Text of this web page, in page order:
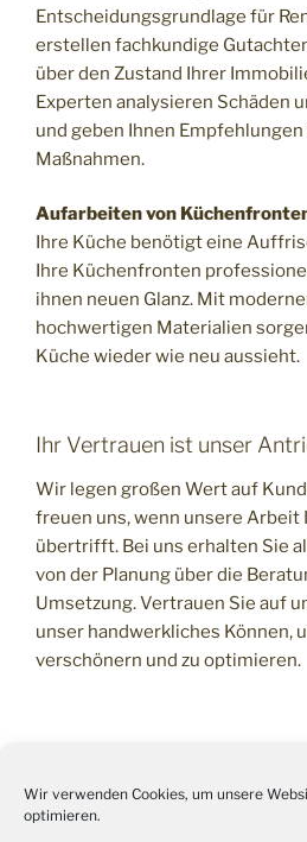
Wir verwenden Cookies, um unsere
optimieren.
Entscheidungsgrundlage für
erstellen fachkundige
über den Zustand Ihrer
Experten analysieren Schäden
und geben Ihnen
Maßnahmen.
Aufarbeiten von
Ihre Küche benötigt eine
Ihre Küchenfronten
ihnen neuen Glanz. Mit
hochwertigen Materialien
Küche wieder wie neu aussieht.
Ihr Vertrauen ist unser
Wir legen großen Wert auf
freuen uns, wenn unsere Arbeit
übertrifft. Bei uns erhalten Sie
von der Planung über die
Umsetzung. Vertrauen Sie auf
unser handwerkliches Können,
verschönern und zu optimieren.